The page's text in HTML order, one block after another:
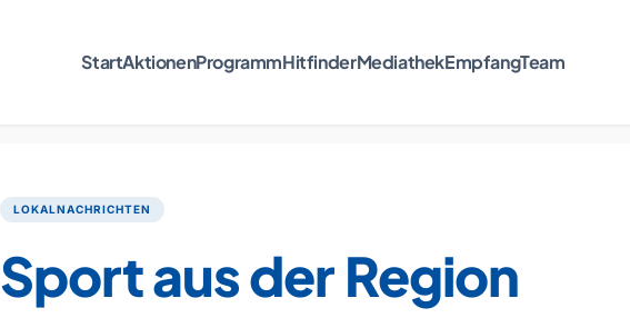
StartAktionenProgrammHitfinderMediathekEmpfangTeam
LOKALNACHRICHTEN
Sport aus der Region